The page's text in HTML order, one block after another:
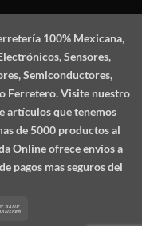
100% Mexicana,
Sensores,
Semiconductores,
Ferretero. Visite nuestro
artículos que tenemos
de 5000 productos al
Online ofrece envíos a
pagos mas seguros del